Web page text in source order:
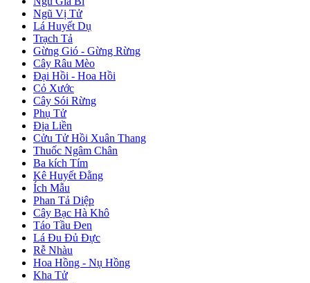
Ngũ Vị Tử
Lá Huyết Dụ
Trạch Tả
Gừng Gió - Gừng Rừng
Cây Râu Mèo
Đại Hồi - Hoa Hồi
Cỏ Xước
Cây Sói Rừng
Phụ Tử
Địa Liền
Cửu Tử Hồi Xuân Thang
Thuốc Ngâm Chân
Ba kích Tím
Kê Huyết Đằng
Ích Mẫu
Phan Tả Diệp
Cây Bạc Hà Khô
Táo Tầu Đen
Lá Đu Đủ Đực
Rễ Nhàu
Hoa Hồng - Nụ Hồng
Kha Tử